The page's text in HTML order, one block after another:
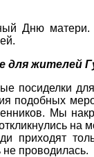
Дню
для жителей
посиделки
подобных
Мы
приходят
проводилась.